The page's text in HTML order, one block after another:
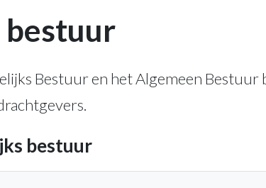
bestuur
Bestuur en het Algemeen
bestuur